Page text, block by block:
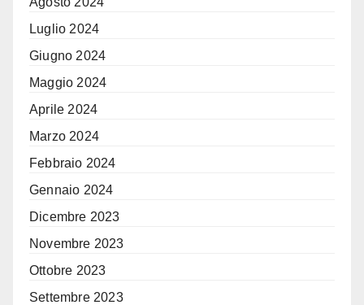
Luglio 2024
Giugno 2024
Maggio 2024
Aprile 2024
Marzo 2024
Febbraio 2024
Gennaio 2024
Dicembre 2023
Novembre 2023
Ottobre 2023
Settembre 2023